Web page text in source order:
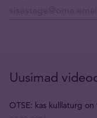
Uusimad
OTSE: kas kulllaturg on